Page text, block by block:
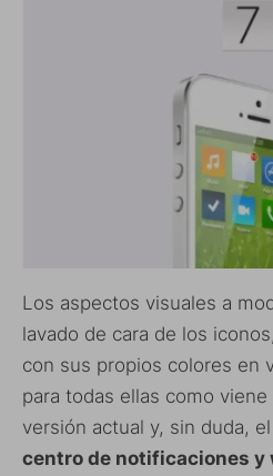
Los aspectos visuales a
lavado de cara de los
con sus propios colores en
para todas ellas como
versión actual y, sin duda,
centro de notificaciones y